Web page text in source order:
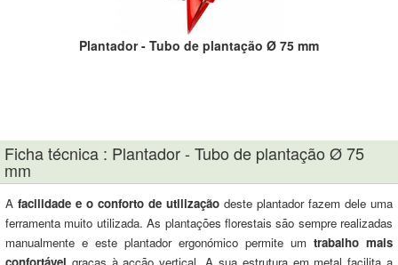
Plantador - Tubo de plantação Ø 75 mm
Ficha técnica : Plantador - Tubo de plantação Ø 75
mm
A facilidade e o conforto de utilização deste plantador fazem dele uma
ferramenta muito utilizada. As plantações florestais são sempre realizadas
manualmente e este plantador ergonómico permite um trabalho mais